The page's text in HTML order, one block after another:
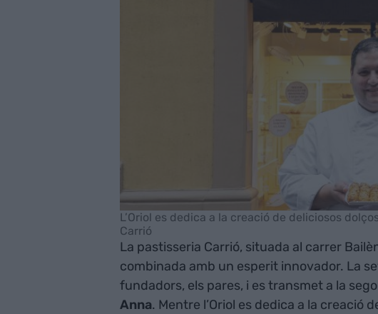
L’Oriol es dedica a la creació de deliciosos
Carrió
La pastisseria Carrió, situada al carrer
combinada amb un esperit innovador. La
fundadors, els pares, i es transmet a la
Anna. Mentre l’Oriol es dedica a la creació